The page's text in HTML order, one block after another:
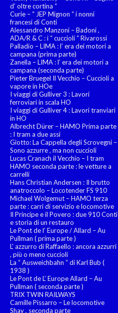
d’ oltre cortina “
Curie – “ JEP Mignon “ i nonni
francesi di Conti
Alessandro Manzoni – Badoni ,
ADA/R & C : i “ cuccioli “ Rivarossi
Palladio – LIMA : l’ era dei motori a
campana (prima parte)
Zanella – LIMA : l’ era dei motori a
campana (seconda parte)
Pieter Bruegel Il Vecchio – Cuccioli a
vapore in HOe
I viaggi di Gulliver 3 : Lavori
ferroviari in scala HO
I viaggi di Gulliver 4 : Lavori tranviari
in HO
Albrecht Dürer – HAMO Prima parte
: I tram a due assi
Giotto: La Cappella degli Scrovegni –
Sono azzurre , ma non cuccioli
Lucas Cranach il Vecchio – I tram
HAMO seconda parte : le vetture a
carrelli
Hans Christian Andersen : Il brutto
anatroccolo – Locotender FS 910
Michael Wolgemut – HAMO terza
parte : carri di servizio e locomotive
Il Principe e il Povero : due 910 Conti
e storia di un restauro
Le Pont de l’ Europe / Allard – Au
Pullman ( prima parte )
L’ azzurro di Raffaello : ancora azzurri
, più o meno cuccioli
La “ Ausweichbahn “ di Karl Bub (
1938 )
Le Pont de L’ Europe Allard – Au
Pullman ( seconda parte )
TRIX TWIN RAILWAYS
Camille Pissarro – Le locomotive
Shay , seconda parte